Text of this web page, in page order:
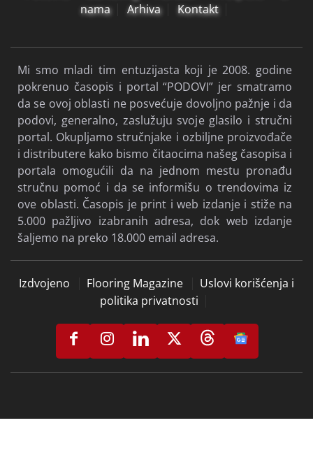
nama
Arhiva Kontakt
Mi smo mladi tim entuzijasta koji je 2008. godine
pokrenuo časopis i portal “PODOVI” jer smatramo
da se ovoj oblasti ne posvećuje dovoljno pažnje i da
podovi, generalno, zaslužuju svoje glasilo i stručni
portal. Okupljamo stručnjake i ozbiljne proizvođače
i distributere kako bismo čitaocima našeg časopisa i
portala omogućili da na jednom mestu pronađu
stručnu pomoć i da se informišu o trendovima iz
ove oblasti. Časopis je print i web izdanje i stiže na
5.000 pažljivo izabranih adresa, dok web izdanje
šaljemo na preko 18.000 email adresa.
Izdvojeno Flooring Magazine
Uslovi korišćenja i
politika privatnosti